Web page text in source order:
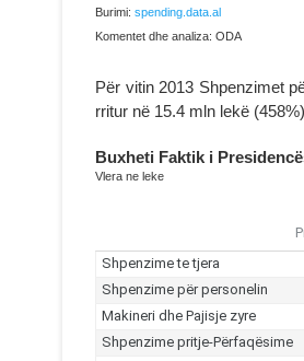
Burimi: spending.data.al
Komentet dhe analiza: ODA
Për vitin 2013 Shpenzimet
rritur në 15.4 mln lekë
Buxheti Faktik i
Vlera ne leke